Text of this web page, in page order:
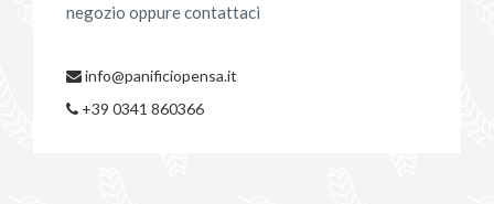
negozio oppure contattaci
info@panificiopensa.it
+39 0341 860366